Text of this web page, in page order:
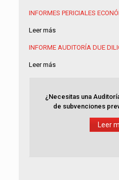
INFORMES PERICIALES
Leer más
INFORME AUDITORÍA DUE
Leer más
¿Necesitas una
de subvenciones
Leer